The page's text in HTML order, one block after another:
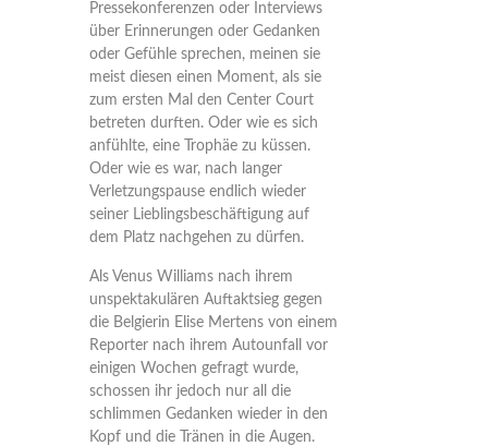
Pressekonferenzen oder Interviews
über Erinnerungen oder Gedanken
oder Gefühle sprechen, meinen sie
meist diesen einen Moment, als sie
zum ersten Mal den Center Court
betreten durften. Oder wie es sich
anfühlte, eine Trophäe zu küssen.
Oder wie es war, nach langer
Verletzungspause endlich wieder
seiner Lieblingsbeschäftigung auf
dem Platz nachgehen zu dürfen.
Als Venus Williams nach ihrem
unspektakulären Auftaktsieg gegen
die Belgierin Elise Mertens von einem
Reporter nach ihrem Autounfall vor
einigen Wochen gefragt wurde,
schossen ihr jedoch nur all die
schlimmen Gedanken wieder in den
Kopf und die Tränen in die Augen.